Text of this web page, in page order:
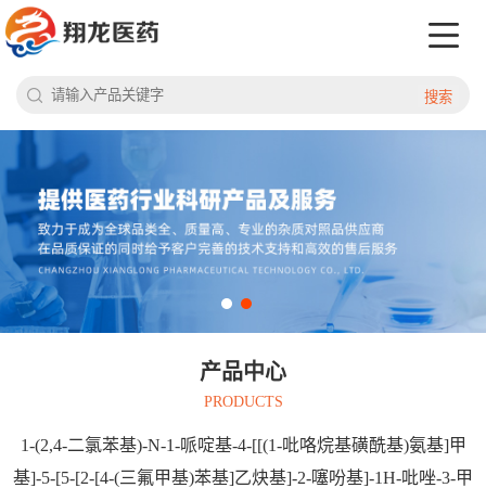
搜索
产品中心
PRODUCTS
1-(2,4-二氯苯基)-N-1-哌啶基-4-[[(1-吡咯烷基磺酰基)氨基]甲
基]-5-[5-[2-[4-(三氟甲基)苯基]乙炔基]-2-噻吩基]-1H-吡唑-3-甲